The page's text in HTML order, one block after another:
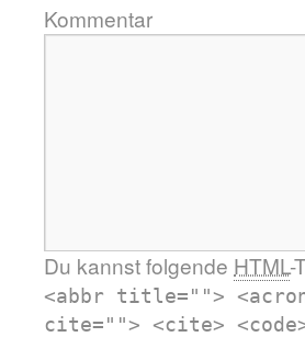
Kommentar
Du kannst folgende HTML-
<abbr title="">
cite=""> <cite>